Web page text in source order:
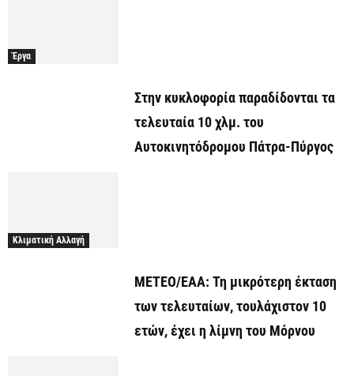
Έργα
Στην κυκλοφορία παραδίδονται τα
τελευταία 10 χλμ. του
Αυτοκινητόδρομου Πάτρα-Πύργος
Κλιματική Αλλαγή
ΜΕΤΕΟ/ΕΑΑ: Τη μικρότερη έκταση
των τελευταίων, τουλάχιστον 10
ετών, έχει η λίμνη του Μόρνου